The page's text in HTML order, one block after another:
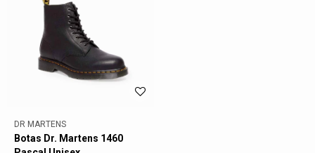
DR MARTENS
Botas Dr. Martens 1460